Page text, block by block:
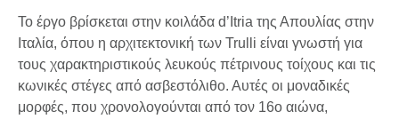
Το έργο βρίσκεται στην κοιλάδα d’Itria της Απουλίας στην
Ιταλία, όπου η αρχιτεκτονική των Trulli είναι γνωστή για
τους χαρακτηριστικούς λευκούς πέτρινους τοίχους και τις
κωνικές στέγες από ασβεστόλιθο. Αυτές οι μοναδικές
μορφές, που χρονολογούνται από τον 16ο αιώνα,